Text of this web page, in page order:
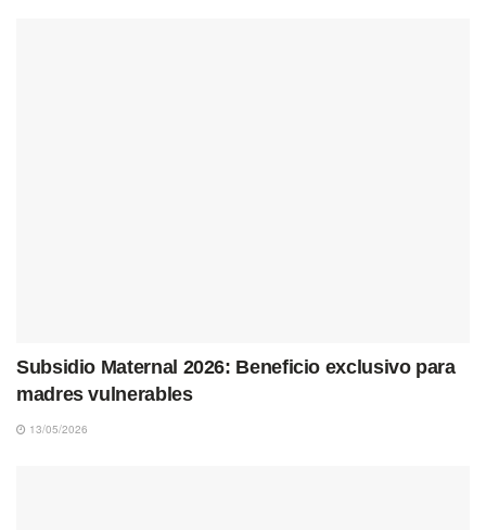
Subsidio Maternal 2026: Beneficio exclusivo para
madres vulnerables
13/05/2026